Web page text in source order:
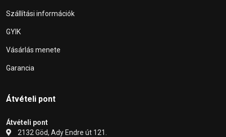
Szállítási információk
GYIK
Vásárlás menete
Garancia
Átvételi pont
Átvételi pont
2132 Göd, Ady Endre út 121.